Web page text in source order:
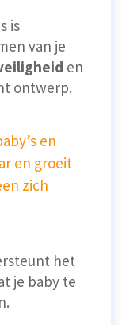
is
van je
en
ontwerp.
en
en groeit
zich
het
je baby te